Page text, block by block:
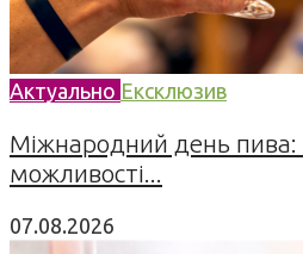
Актуально Ексклюзив
Міжнародний день пива:
можливості...
07.08.2026